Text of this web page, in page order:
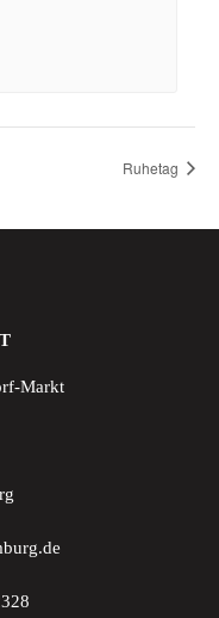
Ruhetag
Markt